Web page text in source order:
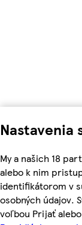
Nastavenia
My a našich 18
alebo k nim
identifikátorom v
osobných údajov.
voľbou Prijať